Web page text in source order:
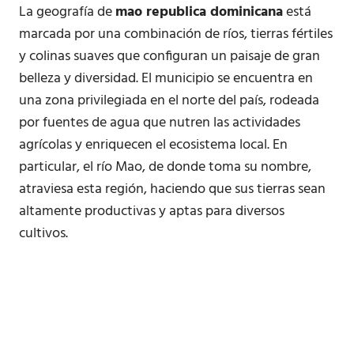
La geografía demao republica dominicanaestá
marcada por una combinación de ríos, tierras fértiles
y colinas suaves que configuran un paisaje de gran
belleza y diversidad. El municipio se encuentra en
una zona privilegiada en el norte del país, rodeada
por fuentes de agua que nutren las actividades
agrícolas y enriquecen el ecosistema local. En
particular, el río Mao, de donde toma su nombre,
atraviesa esta región, haciendo que sus tierras sean
altamente productivas y aptas para diversos
cultivos.